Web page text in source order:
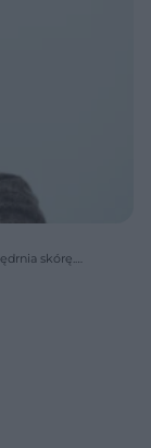
skórę.